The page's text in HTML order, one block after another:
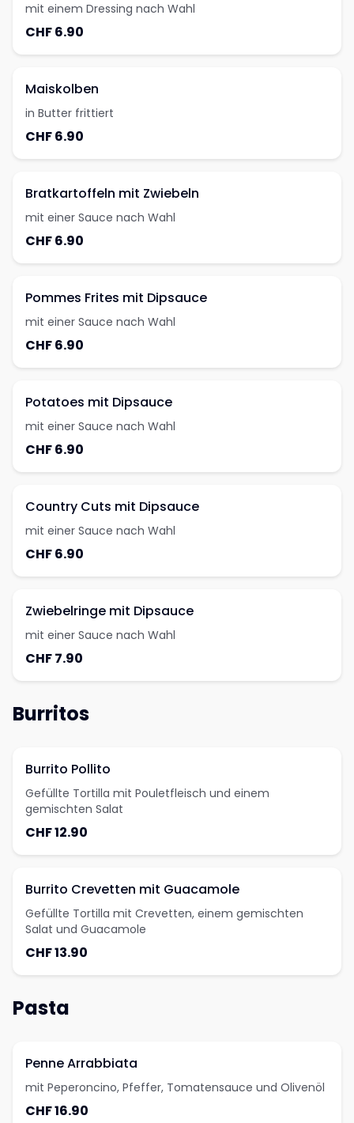
mit einem Dressing nach Wahl
CHF 6.90
Maiskolben
in Butter frittiert
CHF 6.90
Bratkartoffeln mit Zwiebeln
mit einer Sauce nach Wahl
CHF 6.90
Pommes Frites mit Dipsauce
mit einer Sauce nach Wahl
CHF 6.90
Potatoes mit Dipsauce
mit einer Sauce nach Wahl
CHF 6.90
Country Cuts mit Dipsauce
mit einer Sauce nach Wahl
CHF 6.90
Zwiebelringe mit Dipsauce
mit einer Sauce nach Wahl
CHF 7.90
Burritos
Burrito Pollito
Gefüllte Tortilla mit Pouletfleisch und einem
gemischten Salat
CHF 12.90
Burrito Crevetten mit Guacamole
Gefüllte Tortilla mit Crevetten, einem gemischten
Salat und Guacamole
CHF 13.90
Pasta
Penne Arrabbiata
mit Peperoncino, Pfeffer, Tomatensauce und Olivenöl
CHF 16.90